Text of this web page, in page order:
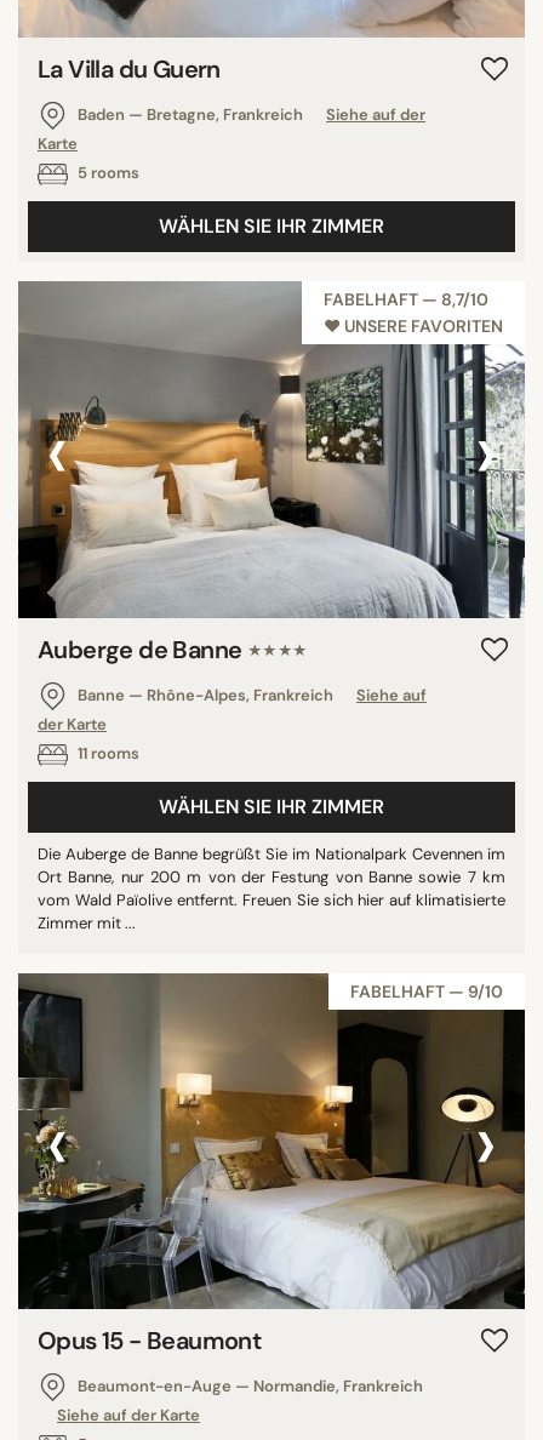
La Villa du Guern
Baden — Bretagne, Frankreich
Siehe auf der
Karte
5 rooms
WÄHLEN SIE IHR ZIMMER
FABELHAFT — 8,7/10
♥︎ UNSERE FAVORITEN
‹ ›
Auberge de Banne ★★★★
Banne — Rhône-Alpes, Frankreich
Siehe auf
der Karte
11 rooms
WÄHLEN SIE IHR ZIMMER
Die Auberge de Banne begrüßt Sie im Nationalpark Cevennen im
Ort Banne, nur 200 m von der Festung von Banne sowie 7 km
vom Wald Païolive entfernt. Freuen Sie sich hier auf klimatisierte
Zimmer mit ...
FABELHAFT — 9/10
‹ ›
Opus 15 - Beaumont
Beaumont-en-Auge — Normandie, Frankreich
Siehe auf der Karte